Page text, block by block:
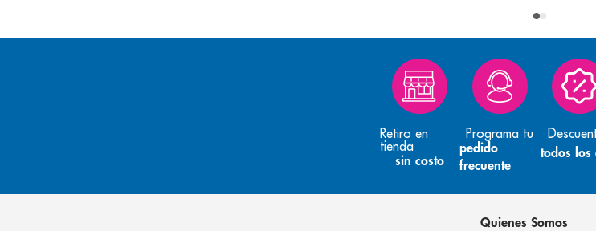
Retiro en
tienda
sin costo
Programa tu
pedido
frecuente
todos los
Quienes Somos